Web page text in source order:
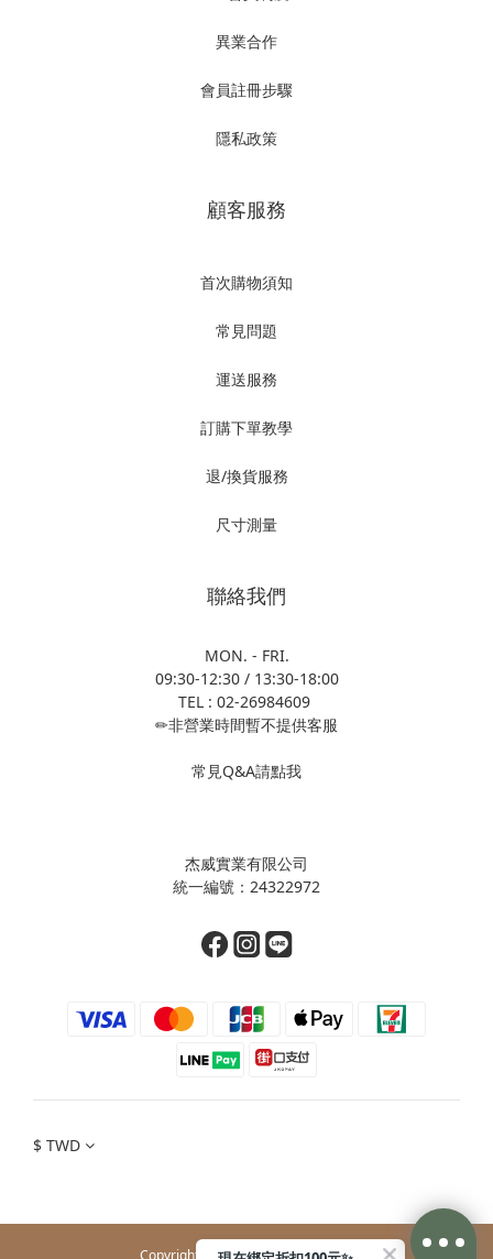
異業合作
會員註冊步驟
隱私政策
顧客服務
首次購物須知
常見問題
運送服務
訂購下單教學
退/換貨服務
尺寸測量
聯絡我們
MON. - FRI.
09:30-12:30 / 13:30-18:00
TEL : 02-26984609
✏非營業時間暫不提供客服
常見Q&A請點我
杰威實業有限公司
統一編號：24322972
$ TWD
Copyright© 2026 J-WELL CO., LTD.